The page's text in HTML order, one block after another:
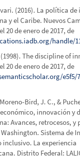
(2016). La política
y el Caribe. Nuevos
20 de enero de 2017, de
handle/
(1998). The discipline of
20 de enero de 2017, de
e5f5/
Bird, J. C., &
innovación y
Avances, retrocesos, y
Washington. Sistema de
inclusivo. La experiencia
Distrito Federal: